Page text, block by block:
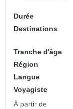
Durée
Destinations
Tranche d'âge
Région
Langue
Voyagiste
À partir de